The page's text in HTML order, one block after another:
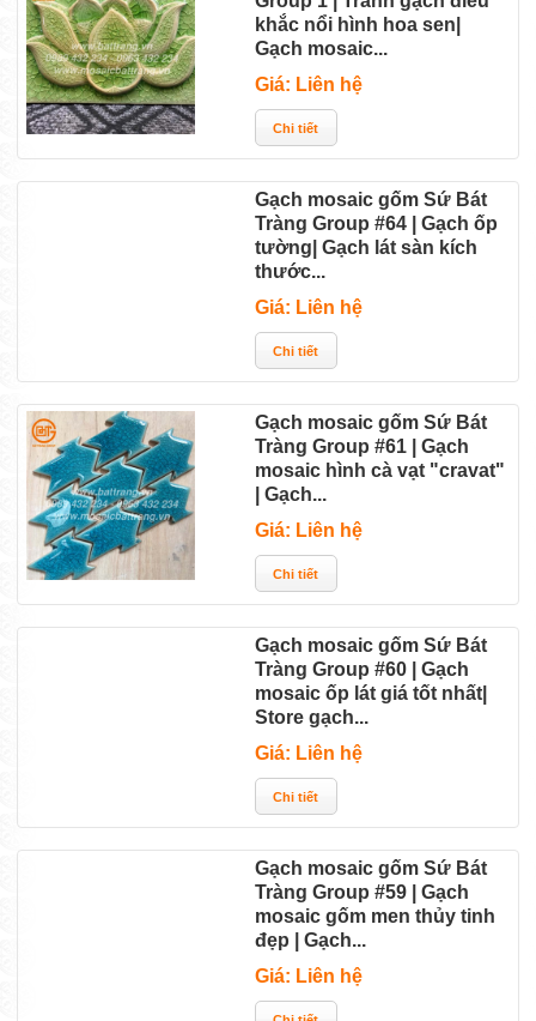
khắc nổi hình hoa sen|
Gạch mosaic...
Giá: Liên hệ
Gạch mosaic gốm Sứ Bát
Tràng Group #64 | Gạch ốp
tường| Gạch lát sàn kích
thước...
Giá: Liên hệ
Gạch mosaic gốm Sứ Bát
Tràng Group #61 | Gạch
mosaic hình cà vạt "cravat"
| Gạch...
Giá: Liên hệ
Gạch mosaic gốm Sứ Bát
Tràng Group #60 | Gạch
mosaic ốp lát giá tốt nhất|
Store gạch...
Giá: Liên hệ
Gạch mosaic gốm Sứ Bát
Tràng Group #59 | Gạch
mosaic gốm men thủy tinh
đẹp | Gạch...
Giá: Liên hệ